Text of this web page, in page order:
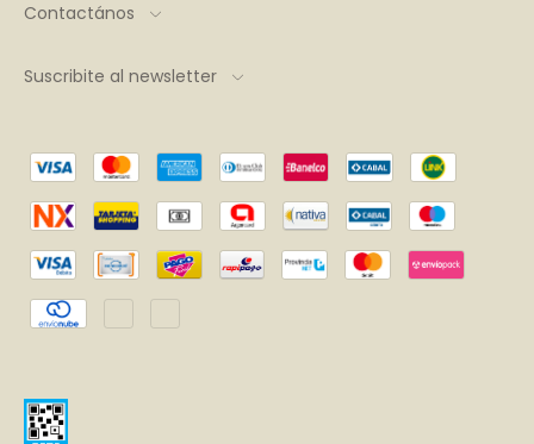
Contactános
Suscribite al newsletter